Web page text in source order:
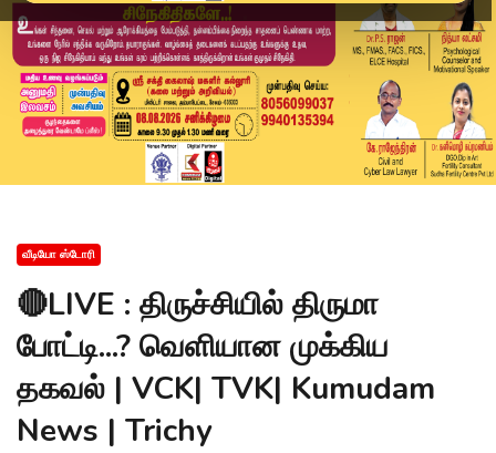
வீடியோ ஸ்டோரி
🔴LIVE : திருச்சியில் திருமா
போட்டி...? வெளியான முக்கிய
தகவல் | VCK| TVK| Kumudam
News | Trichy